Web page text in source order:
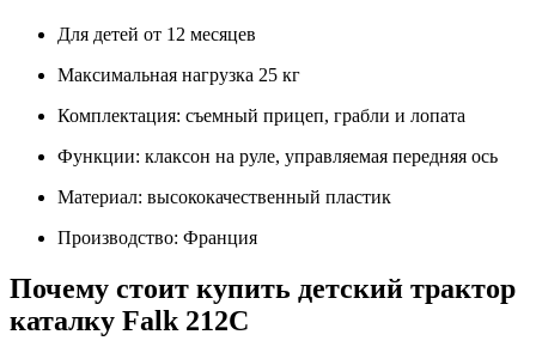
Для детей от 12 месяцев
Максимальная нагрузка 25 кг
Комплектация: съемный прицеп, грабли и лопата
Функции: клаксон на руле, управляемая передняя ось
Материал: высококачественный пластик
Производство: Франция
Почему стоит купить детский трактор
каталку Falk 212C